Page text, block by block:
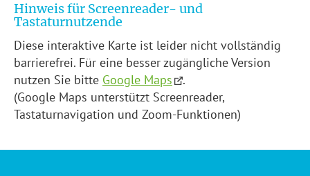
Hinweis für Screenreader- und
Tastaturnutzende
Diese interaktive Karte ist leider nicht vollständig
barrierefrei. Für eine besser zugängliche Version
nutzen Sie bitte Google Maps
.
(Google Maps unterstützt Screenreader,
Tastaturnavigation und Zoom-Funktionen)